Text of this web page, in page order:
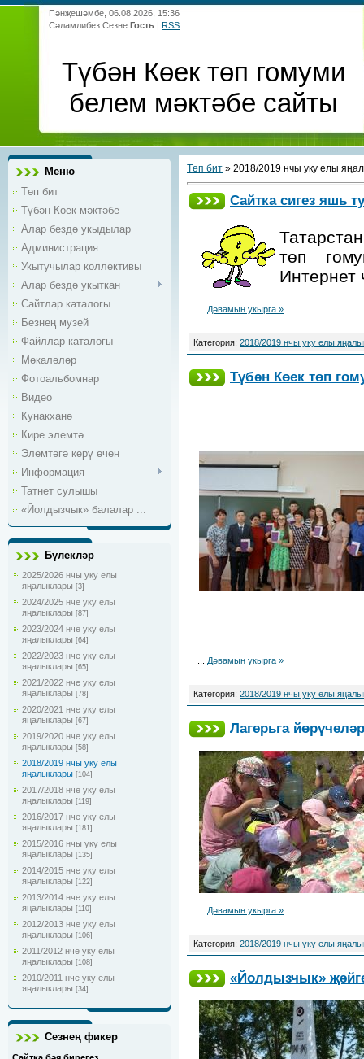
Пәнҗешәмбе, 06.08.2026, 15:36
Сәламлибез Сезне Гость | RSS
Түбән Көек төп гомуми
белем мәктәбе сайты
Меню
Төп бит
Түбән Көек мәктәбе
Алар бездә укыдылар
Администрация
Укытучылар коллективы
Алар бездә укыткан
Сайтлар каталогы
Безнең музей
Файллар каталогы
Мәкаләләр
Фотоальбомнар
Видео
Кунакханә
Кире элемтә
Элемтәгә керү өчен
Информация
Татнет сулышы
«Йолдызчык» балалар ...
Бүлекләр
2025/2026 нчы уку елы
яңалыклары [3]
2024/2025 нче уку елы
яңалыклары [87]
2023/2024 нче уку елы
яңалыклары [64]
2022/2023 нче уку елы
яңалыклары [65]
2021/2022 нче уку елы
яңалыклары [78]
2020/2021 нче уку елы
яңалыклары [67]
2019/2020 нче уку елы
яңалыклары [58]
2018/2019 нчы уку елы
яңалыклары [104]
2017/2018 нче уку елы
яңалыклары [119]
2016/2017 нче уку елы
яңалыклары [181]
2015/2016 нчы уку елы
яңалыклары [135]
2014/2015 нче уку елы
яңалыклары [122]
2013/2014 нче уку елы
яңалыклары [110]
2012/2013 нче уку елы
яңалыклары [106]
2011/2012 нче уку елы
яңалыклары [108]
2010/2011 нче уку елы
яңалыклары [34]
Сезнең фикер
Төп бит » 2018/2019 нчы уку елы
Сайтка сигез яшь
төп
Интернет
Дәвамын укырга »
Категория: 2018/2019 нчы уку елы
Түбән Көек төп
Дәвамын укырга »
Категория: 2018/2019 нчы уку елы
Лагерьга
Дәвамын укырга »
Категория: 2018/2019 нчы уку елы
«Йолдызчык»